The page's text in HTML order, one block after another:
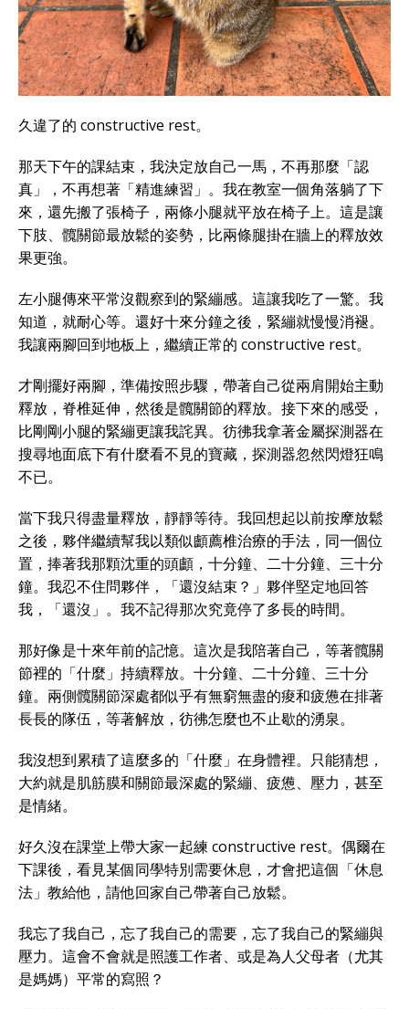
久違了的 constructive rest。
那天下午的課結束，我決定放自己一馬，不再那麼「認
真」，不再想著「精進練習」。我在教室一個角落躺了下
來，還先搬了張椅子，兩條小腿就平放在椅子上。這是讓
下肢、髖關節最放鬆的姿勢，比兩條腿掛在牆上的釋放效
果更強。
左小腿傳來平常沒觀察到的緊繃感。這讓我吃了一驚。我
知道，就耐心等。還好十來分鐘之後，緊繃就慢慢消褪。
我讓兩腳回到地板上，繼續正常的 constructive rest。
才剛擺好兩腳，準備按照步驟，帶著自己從兩肩開始主動
釋放，脊椎延伸，然後是髖關節的釋放。接下來的感受，
比剛剛小腿的緊繃更讓我詫異。彷彿我拿著金屬探測器在
搜尋地面底下有什麼看不見的寶藏，探測器忽然閃燈狂鳴
不已。
當下我只得盡量釋放，靜靜等待。我回想起以前按摩放鬆
之後，夥伴繼續幫我以類似顱薦椎治療的手法，同一個位
置，捧著我那顆沈重的頭顱，十分鐘、二十分鐘、三十分
鐘。我忍不住問夥伴，「還沒結束？」夥伴堅定地回答
我，「還沒」。我不記得那次究竟停了多長的時間。
那好像是十來年前的記憶。這次是我陪著自己，等著髖關
節裡的「什麼」持續釋放。十分鐘、二十分鐘、三十分
鐘。兩側髖關節深處都似乎有無窮無盡的痠和疲憊在排著
長長的隊伍，等著解放，彷彿怎麼也不止歇的湧泉。
我沒想到累積了這麼多的「什麼」在身體裡。只能猜想，
大約就是肌筋膜和關節最深處的緊繃、疲憊、壓力，甚至
是情緒。
好久沒在課堂上帶大家一起練 constructive rest。偶爾在
下課後，看見某個同學特別需要休息，才會把這個「休息
法」教給他，請他回家自己帶著自己放鬆。
我忘了我自己，忘了我自己的需要，忘了我自己的緊繃與
壓力。這會不會就是照護工作者、或是為人父母者（尤其
是媽媽）平常的寫照？